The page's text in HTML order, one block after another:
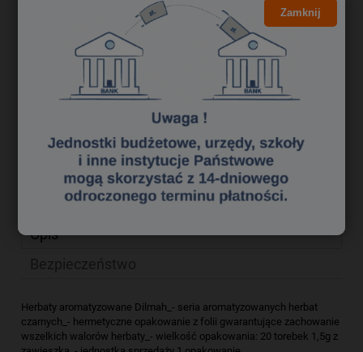
Dilmah
Kod produktu:
ghk0060219
zapytaj o produkt
poleć znajomemu
Opis
Herbaty aromatyzowane Dilmah_- seria aromatyzowanych herbat
czarnych_- hermetyczne opakowanie z folii gwarantujące zachowanie
wszelkich walorów herbaty_- wielkość opakowania: 20 torebek 1,5g z
Zamknij